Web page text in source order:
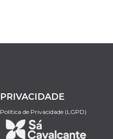
PRIVACIDADE
Política de Privacidade (LGPD)